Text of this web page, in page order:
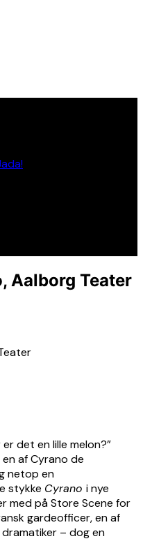
Aalborg Teater
det en lille melon?”
af Cyrano de
netop en
stykke Cyrano i nye
med på Store Scene for
gardeofficer, en af
– dog en